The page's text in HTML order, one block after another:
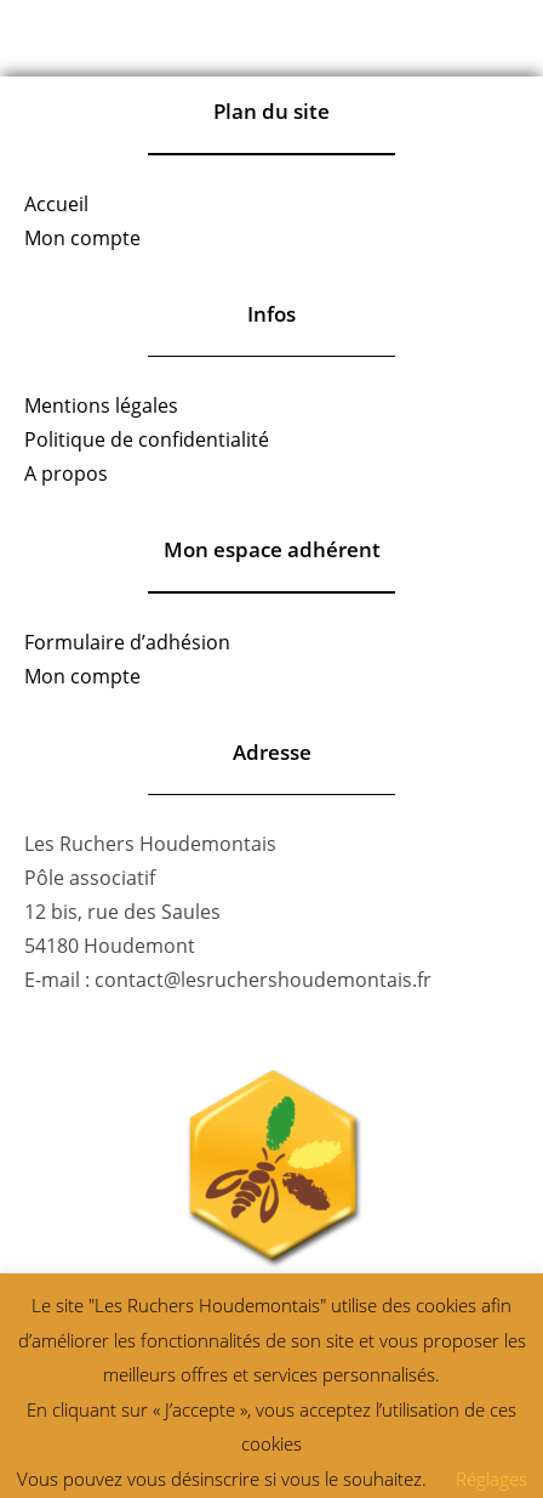
Plan du site
Accueil
Mon compte
Infos
Mentions légales
Politique de confidentialité
A propos
Mon espace adhérent
Formulaire d’adhésion
Mon compte
Adresse
Les Ruchers Houdemontais
Pôle associatif
12 bis, rue des Saules
54180 Houdemont
E-mail : contact@lesruchershoudemontais.fr
Le site "Les Ruchers Houdemontais" utilise des cookies afin
d’améliorer les fonctionnalités de son site et vous proposer les
meilleurs offres et services personnalisés.
En cliquant sur « J’accepte », vous acceptez l’utilisation de ces
cookies
Vous pouvez vous désinscrire si vous le souhaitez.
Réglages